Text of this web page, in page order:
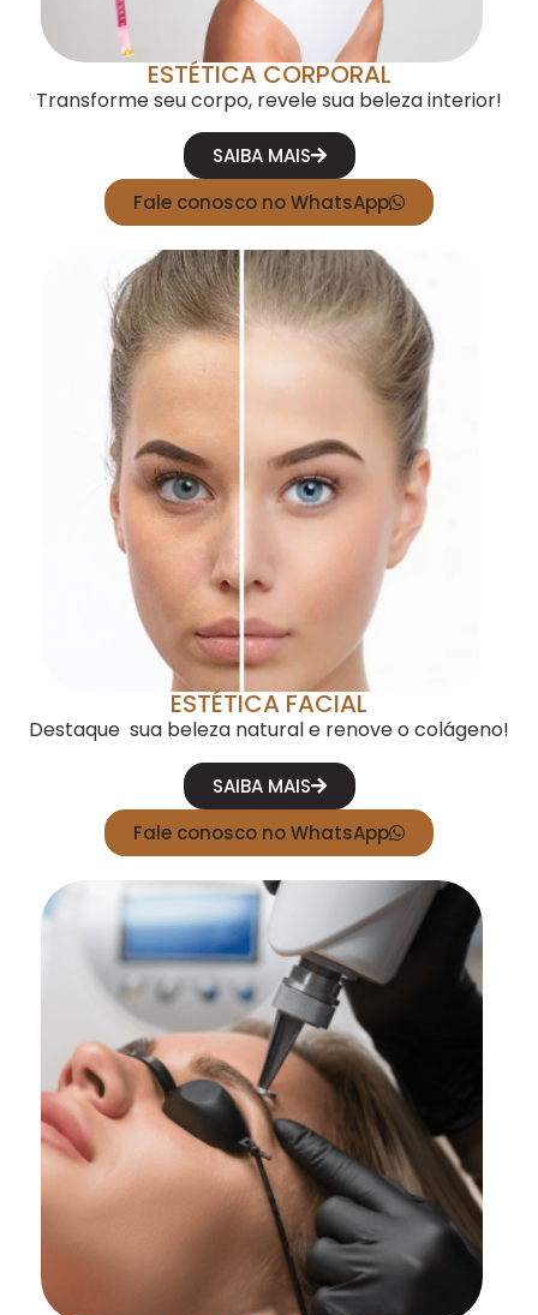
ESTÉTICA CORPORAL
Transforme seu corpo, revele sua beleza interior!
SAIBA MAIS
Fale conosco no WhatsApp
ESTÉTICA FACIAL
Destaque sua beleza natural e renove o colágeno!
SAIBA MAIS
Fale conosco no WhatsApp